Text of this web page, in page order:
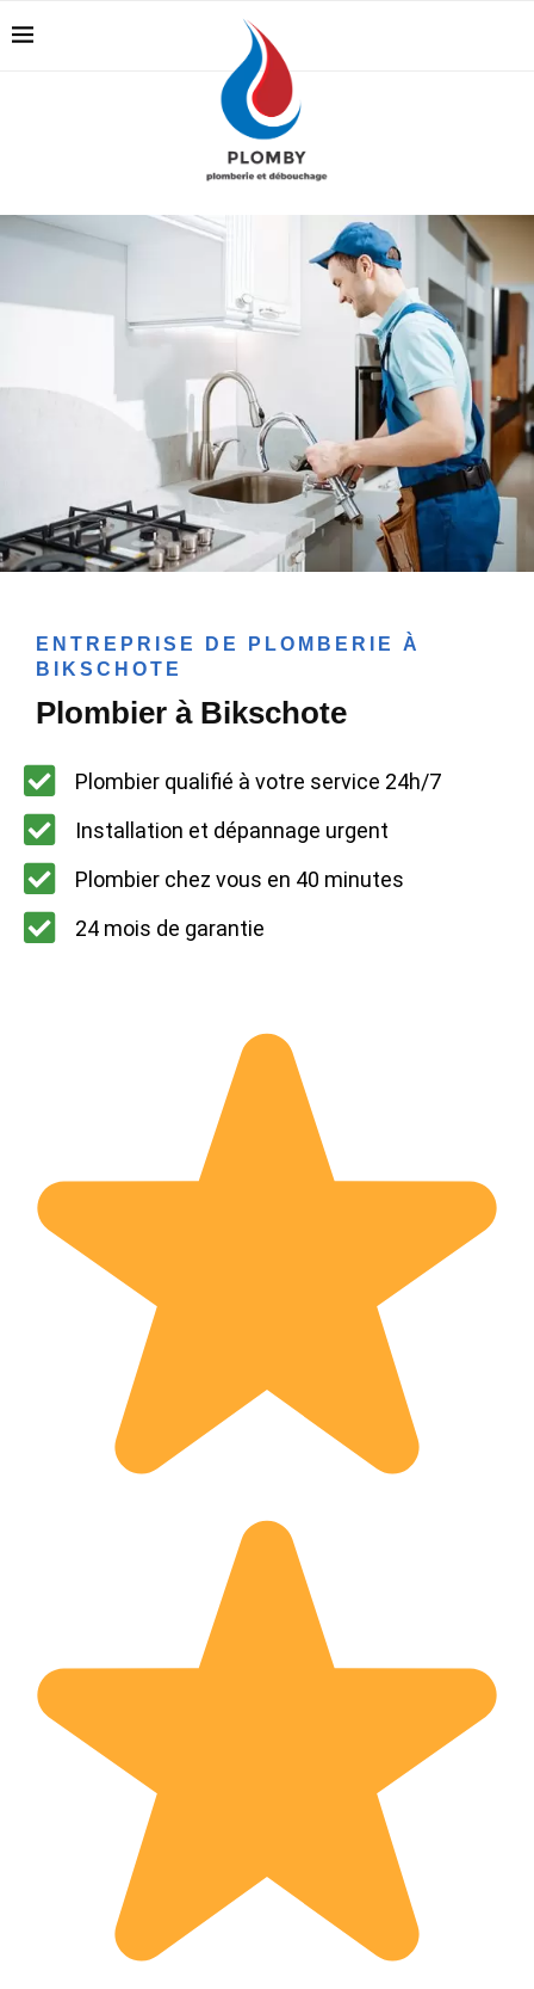
ENTREPRISE DE PLOMBERIE À
BIKSCHOTE
Plombier à Bikschote
Plombier qualifié à votre service 24h/7
Installation et dépannage urgent
Plombier chez vous en 40 minutes
24 mois de garantie